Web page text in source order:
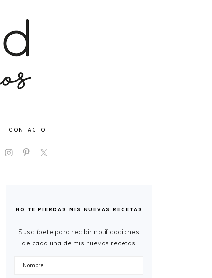
CONTACTO
PRINCIPAL
NO TE PIERDAS MIS NUEVAS RECETAS
Suscríbete para recibir notificaciones
de cada una de mis nuevas recetas